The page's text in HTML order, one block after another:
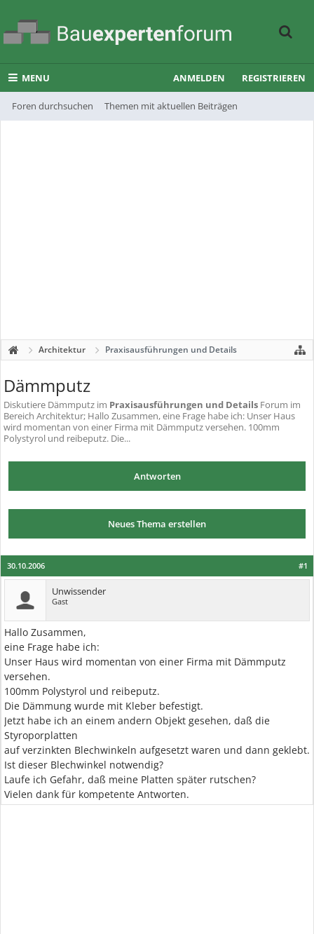
MENU
Foren durchsuchen Themen mit aktuellen Beiträgen
ANMELDEN REGISTRIEREN
Architektur Praxisausführungen und Details
Dämmputz
Diskutiere Dämmputz im Praxisausführungen und Details Forum im
Bereich Architektur; Hallo Zusammen, eine Frage habe ich: Unser Haus
wird momentan von einer Firma mit Dämmputz versehen. 100mm
Polystyrol und reibeputz. Die...
Antworten
Neues Thema erstellen
#1
30.10.2006
Unwissender
Gast
Hallo Zusammen,
eine Frage habe ich:
Unser Haus wird momentan von einer Firma mit Dämmputz
versehen.
100mm Polystyrol und reibeputz.
Die Dämmung wurde mit Kleber befestigt.
Jetzt habe ich an einem andern Objekt gesehen, daß die
Styroporplatten
auf verzinkten Blechwinkeln aufgesetzt waren und dann geklebt.
Ist dieser Blechwinkel notwendig?
Laufe ich Gefahr, daß meine Platten später rutschen?
Vielen dank für kompetente Antworten.